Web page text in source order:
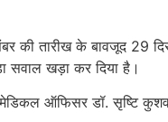
की तारीख के बावजूद 29
सवाल खड़ा कर दिया है।
ऑफिसर डॉ. सृष्टि